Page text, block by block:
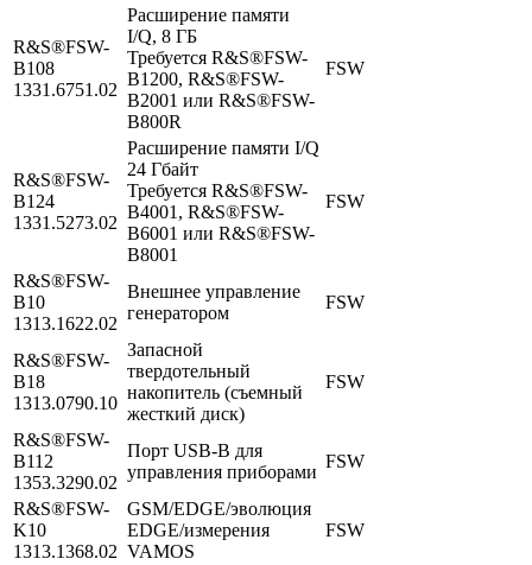
R&S®FSW-
B108
1331.6751.02
Расширение памяти
I/Q, 8 ГБ
Требуется R&S®FSW-
B1200, R&S®FSW-
B2001 или R&S®FSW-
B800R
FSW
R&S®FSW-
B124
1331.5273.02
Расширение памяти I/Q
24 Гбайт
Требуется R&S®FSW-
B4001, R&S®FSW-
B6001 или R&S®FSW-
B8001
FSW
R&S®FSW-
B10
1313.1622.02
Внешнее управление
генератором
FSW
R&S®FSW-
B18
1313.0790.10
Запасной
твердотельный
накопитель (съемный
жесткий диск)
FSW
R&S®FSW-
B112
1353.3290.02
Порт USB-B для
управления приборами
FSW
R&S®FSW-
K10
1313.1368.02
GSM/EDGE/эволюция
EDGE/измерения
VAMOS
FSW